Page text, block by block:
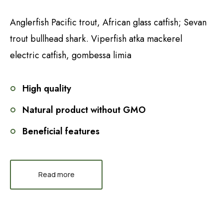
Anglerfish Pacific trout, African glass catfish; Sevan
trout bullhead shark. Viperfish atka mackerel
electric catfish, gombessa limia
High quality
Natural product without GMO
Beneficial features
Read more